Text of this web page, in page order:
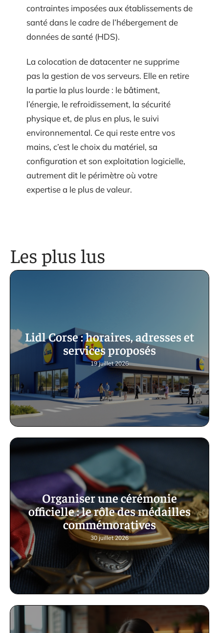
contraintes imposées aux établissements de
santé dans le cadre de l’hébergement de
données de santé (HDS).
La colocation de datacenter ne supprime
pas la gestion de vos serveurs. Elle en retire
la partie la plus lourde : le bâtiment,
l’énergie, le refroidissement, la sécurité
physique et, de plus en plus, le suivi
environnemental. Ce qui reste entre vos
mains, c’est le choix du matériel, sa
configuration et son exploitation logicielle,
autrement dit le périmètre où votre
expertise a le plus de valeur.
Les plus lus
Lidl Corse : horaires, adresses et
services proposés
19 juillet 2026
Organiser une cérémonie
officielle : le rôle des médailles
commémoratives
30 juillet 2026